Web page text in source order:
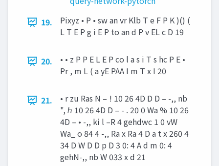
19.
Pixyz • P • sw an vr Klb T e F P K )() (
L T E P g i E P to an d P v EL c D 19
20.
• • z P P E L E P co l a s i T s hc P E •
Pr , m L ( a yE PAA I m T x I 20
21.
• r zu Ras N – ! 10 26 4D D D – -,, nb
", ℎ 10 26 4D D – - . 20 0 Wa % 10 26
4D – • -,, ki l –R 4 gehdwc 1 0 vW
Wa_ o 84 4 -,, Ra x Ra 4 D a t x 260 4
34 D W D D p D 3 0: 4 A d m 0: 4
gehN-,, nb W 033 x d 21